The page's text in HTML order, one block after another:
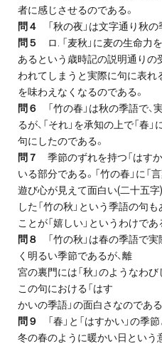
者に感じさせるのである。
問４
「秋の夜」は文字通り秋の
問５
ロ. 「麦秋」に麦の生命力
あるという歳時記の説明通りの
われてしまうと実際に句に表れ
を味わえなくなるのである。
問６
「竹の春」は秋の季語で
るが、「それ」を承知の上で「春
句にしたのである。
問７ 季節のずれを持つ「はす
いる部分である。「竹の春」に
遊び心が見えて面白い(二十五字
した「竹の秋」という季語の句
ことが「嬉しい」というわけであ
問８
「竹の秋」は春の季語で
く明るい季節であるが、離
宮の裏門には「秋」のようなわ
この句における「はす
かいの季語」の面白さなのである
問９
「春」と「はすかい」の季
冬の春のように暖かい日という